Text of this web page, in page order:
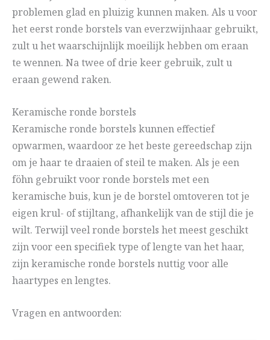
problemen glad en pluizig kunnen maken. Als u voor
het eerst ronde borstels van everzwijnhaar gebruikt,
zult u het waarschijnlijk moeilijk hebben om eraan
te wennen. Na twee of drie keer gebruik, zult u
eraan gewend raken.
Keramische ronde borstels
Keramische ronde borstels kunnen effectief
opwarmen, waardoor ze het beste gereedschap zijn
om je haar te draaien of steil te maken. Als je een
föhn gebruikt voor ronde borstels met een
keramische buis, kun je de borstel omtoveren tot je
eigen krul- of stijltang, afhankelijk van de stijl die je
wilt. Terwijl veel ronde borstels het meest geschikt
zijn voor een specifiek type of lengte van het haar,
zijn keramische ronde borstels nuttig voor alle
haartypes en lengtes.
Vragen en antwoorden: